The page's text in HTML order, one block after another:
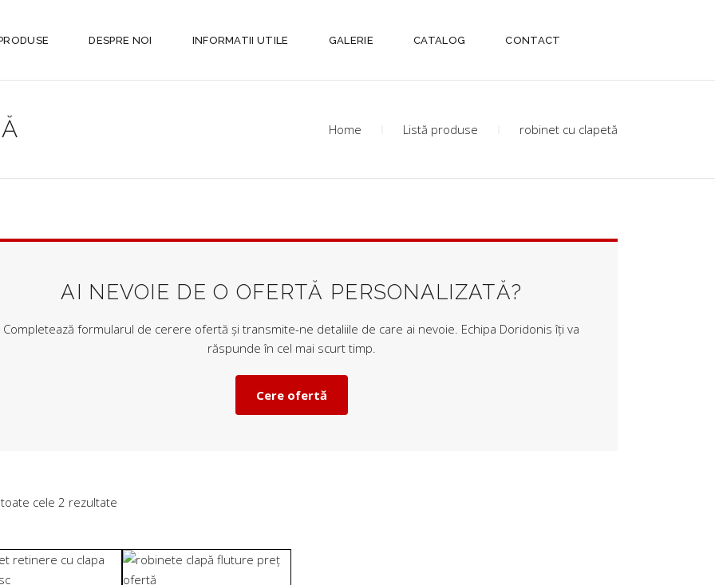
DESPRE NOI INFORMATII UTILE GALERIE CATALOG CONTACT
Home Listă produse robinet cu clapetă
AI NEVOIE DE O OFERTĂ PERSONALIZATĂ?
Completează formularul de cerere ofertă și transmite-ne detaliile de care ai nevoie. Echipa Doridonis îți va
răspunde în cel mai scurt timp.
Cere ofertă
cele 2 rezultateSortat
după